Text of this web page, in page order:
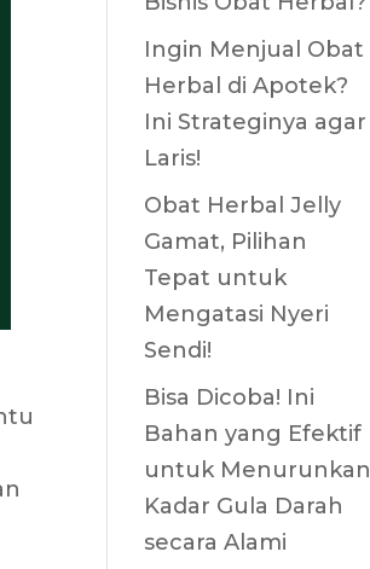
Ingin Menjual Obat
Herbal di Apotek?
Ini Strateginya agar
Laris!
Obat Herbal Jelly
Gamat, Pilihan
Tepat untuk
Mengatasi Nyeri
Sendi!
Bisa Dicoba! Ini
Bahan yang Efektif
untuk Menurunkan
Kadar Gula Darah
secara Alami